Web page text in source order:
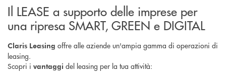
Il LEASE a supporto delle imprese per
una ripresa SMART, GREEN e DIGITAL
Claris Leasing offre alle aziende un'ampia gamma di operazioni di
leasing.
Scopri i vantaggi del leasing per la tua attività: